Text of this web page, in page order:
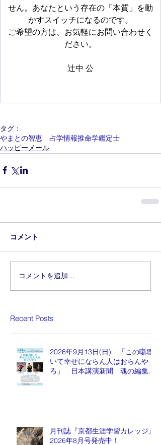
せん。あなたという存在の「本質」を動
かすスイッチになるのです。
ご希望の方は、お気軽にお問い合わせく
ださい。
辻中 公
タグ：
やまとの智恵 占学情報推命学鑑定士
ハッピーメール
コメント
コメントを追加…
Recent Posts
2026年9月13日(日) 「この噺聴
いて幸せにならん人はおらんや
ろ」 日本講演新聞 魂の編集
月刊誌『京都生涯学習カレッジ』
2026年8月号発売中！